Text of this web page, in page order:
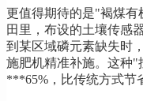
更值得期待的是"褐煤有
田里，布设的土壤传感
到某区域磷元素缺失时
施肥机精准补施。这种"
***65%，比传统方式节